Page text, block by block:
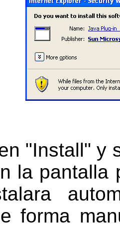
"Install" y
la pantalla
forma